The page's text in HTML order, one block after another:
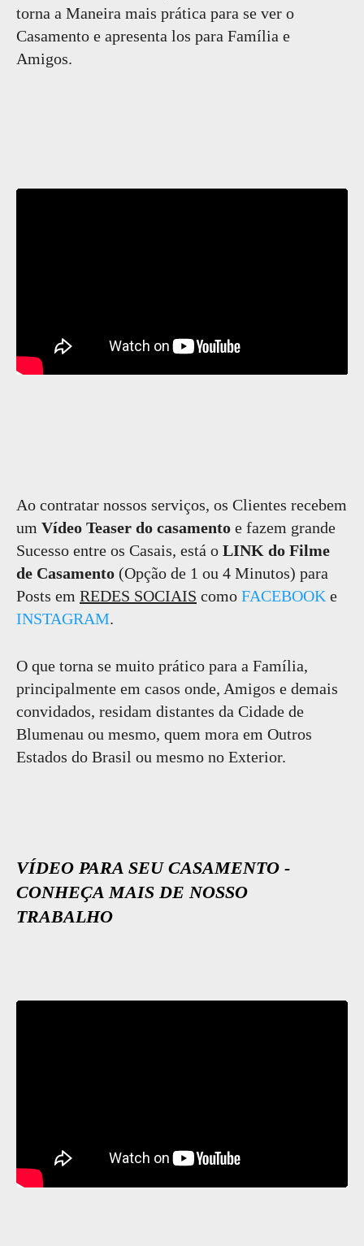
torna a Maneira mais prática para se ver o
Casamento e apresenta los para Família e
Amigos.
Ao contratar nossos serviços, os Clientes recebem
um Vídeo Teaser do casamento e fazem grande
Sucesso entre os Casais, está o LINK do Filme
de Casamento (Opção de 1 ou 4 Minutos) para
Posts em REDES SOCIAIS como FACEBOOK e
INSTAGRAM.
O que torna se muito prático para a Família,
principalmente em casos onde, Amigos e demais
convidados, residam distantes da Cidade de
Blumenau ou mesmo, quem mora em Outros
Estados do Brasil ou mesmo no Exterior.
VÍDEO PARA SEU CASAMENTO -
CONHEÇA MAIS DE NOSSO
TRABALHO